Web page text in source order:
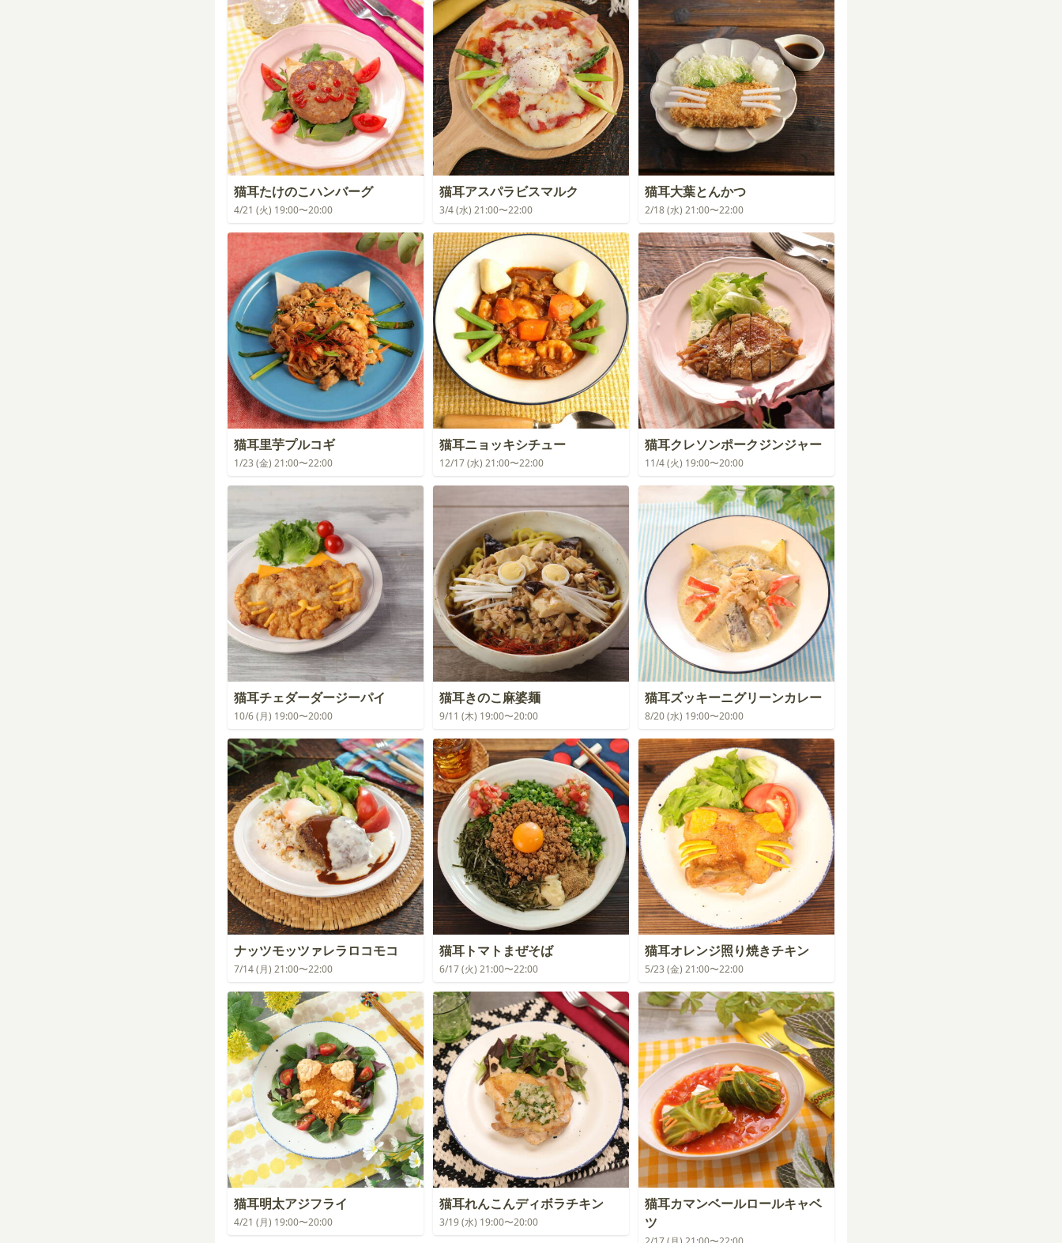
猫耳たけのこハンバーグ
4/21 (火) 19:00〜20:00
猫耳アスパラビスマルク
3/4 (水) 21:00〜22:00
猫耳大葉とんかつ
2/18 (水) 21:00〜22:00
猫耳里芋プルコギ
1/23 (金) 21:00〜22:00
猫耳ニョッキシチュー
12/17 (水) 21:00〜22:00
猫耳クレソンポークジンジャー
11/4 (火) 19:00〜20:00
猫耳チェダーダージーパイ
10/6 (月) 19:00〜20:00
猫耳きのこ麻婆麺
9/11 (木) 19:00〜20:00
猫耳ズッキーニグリーンカレー
8/20 (水) 19:00〜20:00
ナッツモッツァレラロコモコ
7/14 (月) 21:00〜22:00
猫耳トマトまぜそば
6/17 (火) 21:00〜22:00
猫耳オレンジ照り焼きチキン
5/23 (金) 21:00〜22:00
猫耳明太アジフライ
4/21 (月) 19:00〜20:00
猫耳れんこんディボラチキン
3/19 (水) 19:00〜20:00
猫耳カマンベールロールキャベ
ツ